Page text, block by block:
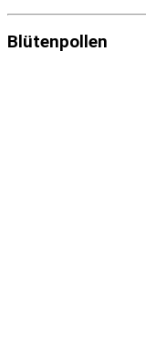
Blütenpollen